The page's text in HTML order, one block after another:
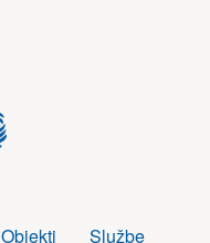
Objekti Službe